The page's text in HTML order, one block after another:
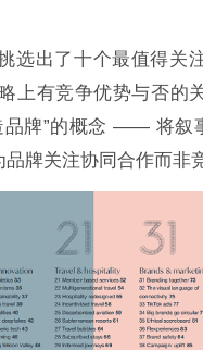
选出了十个最值得关
上有竞争优势与否的
品牌”的概念 —— 将叙
品牌关注协同合作而非